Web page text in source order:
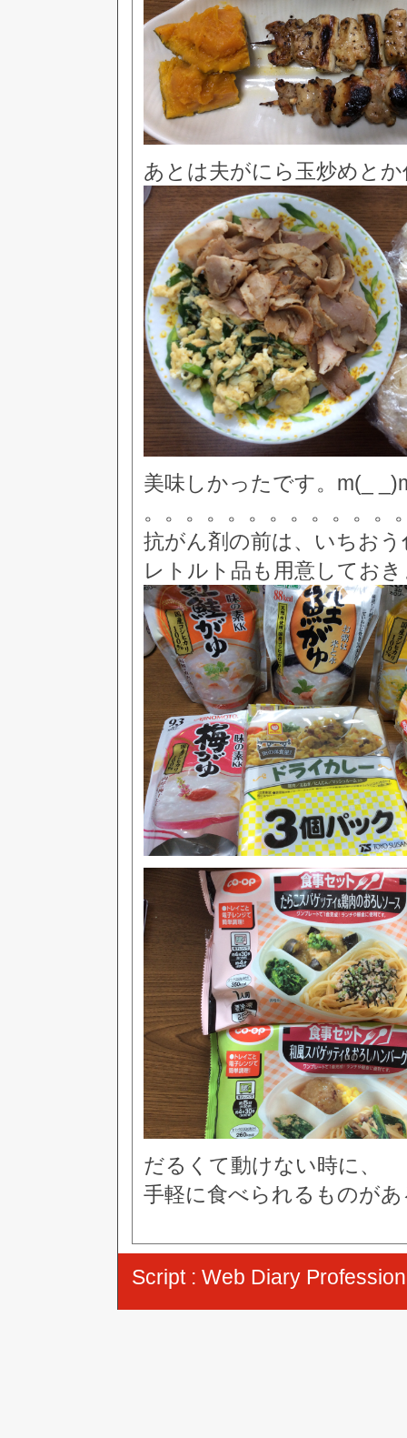
あとは夫がにら玉炒めと
美味しかったです。m(_
。。。。。。。。。。。。
抗がん剤の前は、いちおう
レトルト品も用意してお
だるくて動けない時に、
手軽に食べられるものが
Script : Web Diary